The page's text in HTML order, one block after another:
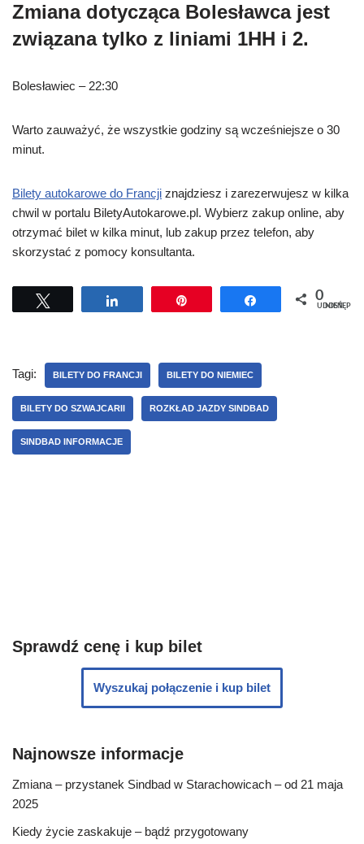
Zmiana dotycząca Bolesławca jest
związana tylko z liniami 1HH i 2.
Bolesławiec – 22:30
Warto zauważyć, że wszystkie godziny są wcześniejsze o 30
minut.
Bilety autokarowe do Francji znajdziesz i zarezerwujesz w kilka
chwil w portalu BiletyAutokarowe.pl. Wybierz zakup online, aby
otrzymać bilet w kilka minut, lub zakup przez telefon, aby
skorzystać z pomocy konsultanta.
Udostępnij Udostępnij
0
UDOSTĘPNIEŃ
Tagi: BILETY DO FRANCJI BILETY DO NIEMIEC
BILETY DO SZWAJCARII ROZKŁAD JAZDY SINDBAD
SINDBAD INFORMACJE
Sprawdź cenę i kup bilet
Wyszukaj połączenie i kup bilet
Najnowsze informacje
Zmiana – przystanek Sindbad w Starachowicach – od 21 maja
2025
Kiedy życie zaskakuje – bądź przygotowany